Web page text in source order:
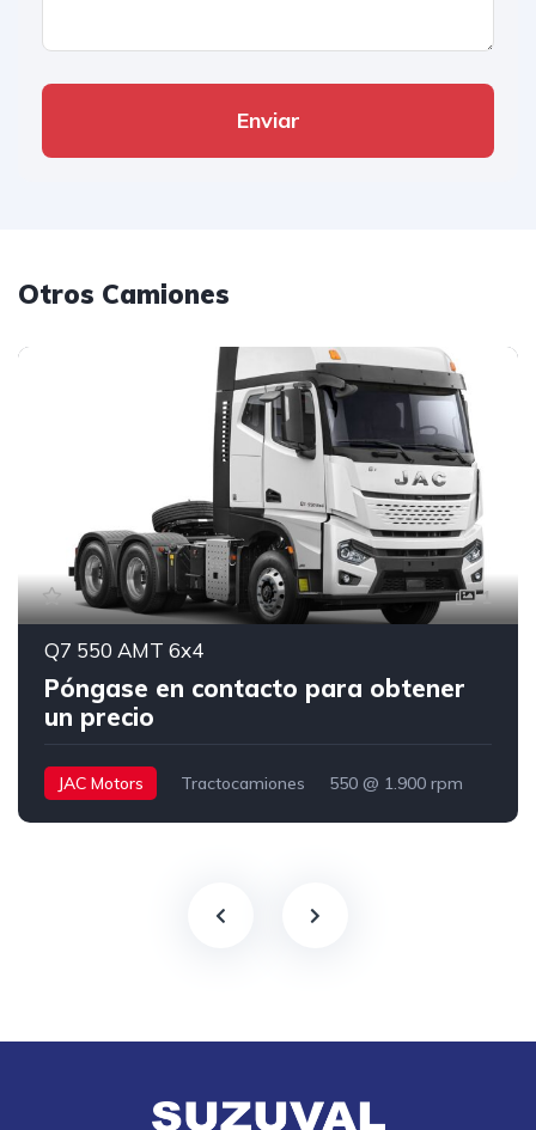
Enviar
Otros Camiones
1
Q7 550 AMT 6x4
Póngase en contacto para obtener
un precio
JAC Motors Tractocamiones 550 @ 1.900 rpm